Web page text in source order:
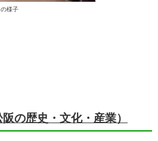
様子
の歴史・文化・産業）